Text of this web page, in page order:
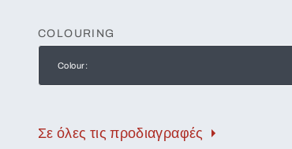
COLOURING
Colour:
Σε όλες τις προδιαγραφές